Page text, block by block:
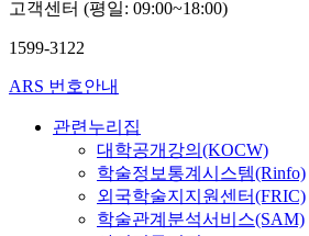
고객센터 (평일: 09:00~18:00)
1599-3122
ARS 번호안내
관련누리집
대학공개강의(KOCW)
학술정보통계시스템(Rinfo)
외국학술지지원센터(FRIC)
학술관계분석서비스(SAM)